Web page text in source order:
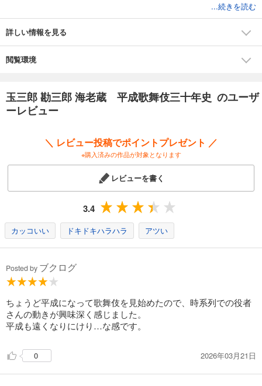
第一話 神々の黄昏
第二話 二人阿古屋──歌右衛門から玉三郎
第四話 若き獅子たち──海老蔵と勘三郎
第五話 歌舞伎座さよなら公演の向こう側
...続きを読む
詳しい情報を見る
閲覧環境
玉三郎 勘三郎 海老蔵 平成歌舞伎三十年史 のユーザ
ーレビュー
＼ レビュー投稿でポイントプレゼント ／
※購入済みの作品が対象となります
レビューを書く
3.4
カッコいい ドキドキハラハラ アツい
Posted by ブクログ
ちょうど平成になって歌舞伎を見始めたので、時系列での役者
さんの動きが興味深く感じました。
平成も遠くなりにけり…な感です。
0 2026年03月21日